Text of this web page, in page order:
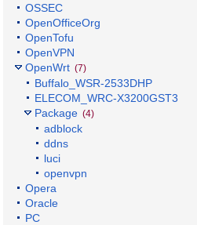
OSSEC
OpenOfficeOrg
OpenTofu
OpenVPN
OpenWrt (7)
Buffalo_WSR-2533DHP
ELECOM_WRC-X3200GST3
Package (4)
adblock
ddns
luci
openvpn
Opera
Oracle
PC